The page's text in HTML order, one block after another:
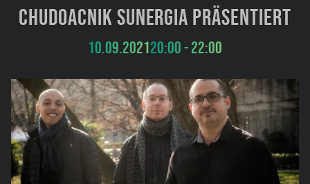
Chudoacnik Sunergia präsentiert
10.09.202120:00 - 22:00